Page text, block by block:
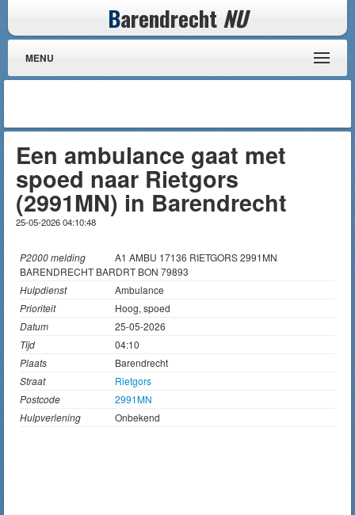
Barendrecht NU
MENU
Een ambulance gaat met
spoed naar Rietgors
(2991MN) in Barendrecht
25-05-2026 04:10:48
P2000 melding
A1 AMBU 17136 RIETGORS 2991MN
BARENDRECHT BARDRT BON 79893
Hulpdienst
Ambulance
Prioriteit
Hoog, spoed
Datum
25-05-2026
Tijd
04:10
Plaats
Barendrecht
Straat
Rietgors
Postcode
2991MN
Hulpverlening
Onbekend